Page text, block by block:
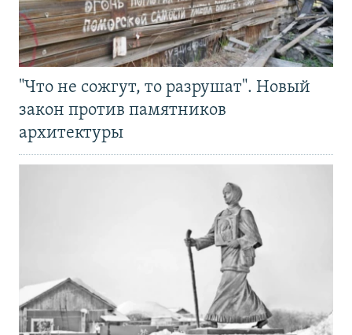
"Что не сожгут, то разрушат". Новый
закон против памятников
архитектуры